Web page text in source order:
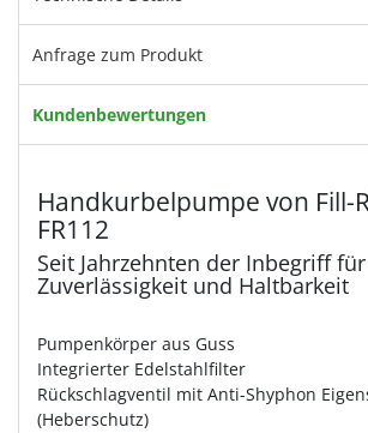
Anfrage zum Produkt
Kundenbewertungen
Handkurbelpumpe von Fill-
FR112
Seit Jahrzehnten der Inbegriff für
Zuverlässigkeit und Haltbarkeit
Pumpenkörper aus Guss
Integrierter Edelstahlfilter
Rückschlagventil mit Anti-Shyphon
(Heberschutz)